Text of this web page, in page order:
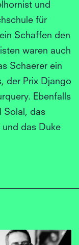
und
für
Schaffen den
waren auch
Schaerer ein
der Prix Django
Ebenfalls
Solal, das
das Duke